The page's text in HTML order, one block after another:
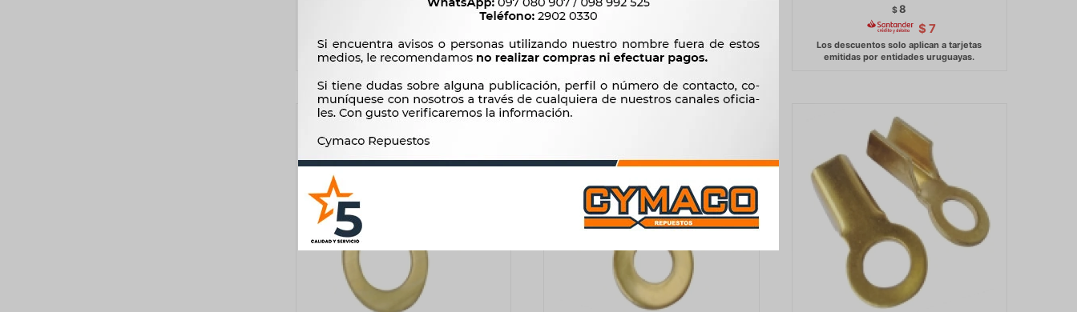
$ $8
$ 7